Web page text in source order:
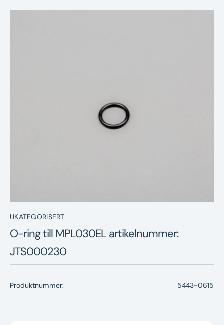
Service
Kontakt
UKATEGORISERT
O-ring till MPL030EL artikelnummer:
JTS000230
Produktnummer: 5443-0615